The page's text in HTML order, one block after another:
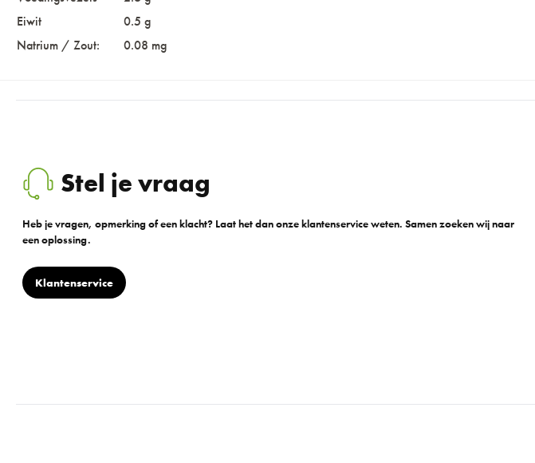
Eiwit
0.5 g
Natrium / Zout:
0.08 mg
Stel je vraag
Heb je vragen, opmerking of een klacht? Laat het dan onze klantenservice weten. Samen zoeken wij naar
een oplossing.
Klantenservice